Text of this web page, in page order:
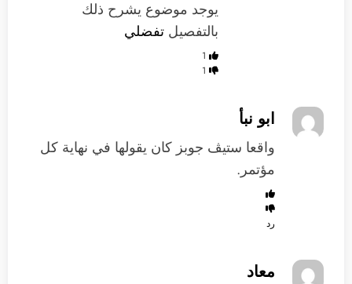
يوجد موضوع يشرح ذلك
بالتفصيلتفضلي
1
1
ابو نبأ
واقعا ستيڤ جوبز كان يقولها في نهاية كل
مؤتمر.
رد
معاد